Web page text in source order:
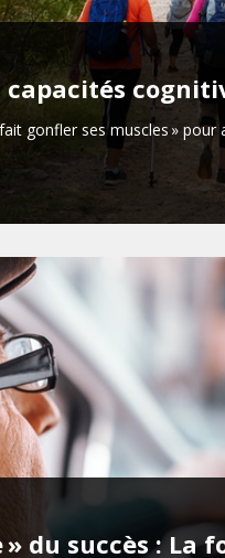
fait gonfler ses muscles »
» du succès :